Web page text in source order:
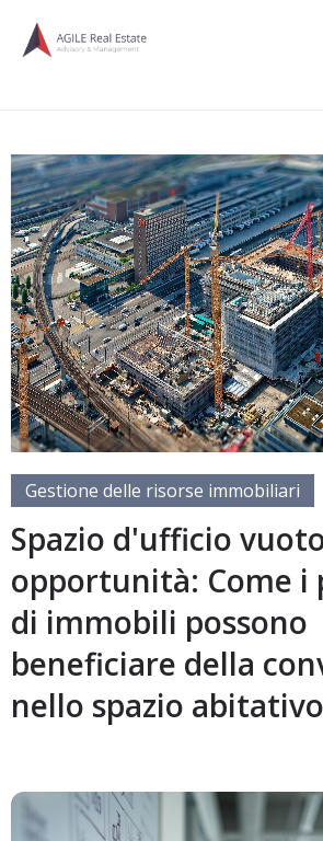
Gestione delle risorse immobiliari
Spazio d'ufficio
opportunità: Come i
di immobili possono
beneficiare della
nello spazio abitativo